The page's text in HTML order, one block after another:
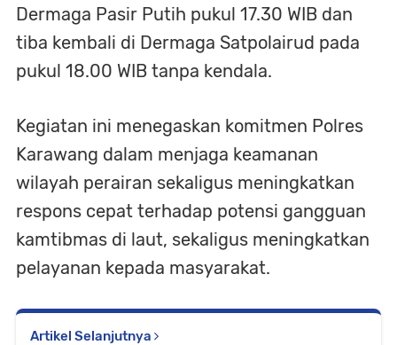
Dermaga Pasir Putih pukul 17.30 WIB dan
tiba kembali di Dermaga Satpolairud pada
pukul 18.00 WIB tanpa kendala.
Kegiatan ini menegaskan komitmen Polres
Karawang dalam menjaga keamanan
wilayah perairan sekaligus meningkatkan
respons cepat terhadap potensi gangguan
kamtibmas di laut, sekaligus meningkatkan
pelayanan kepada masyarakat.
Artikel Selanjutnya